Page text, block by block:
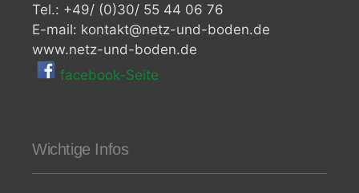
Tel.: +49/ (0)30/ 55 44 06 76
E-mail: kontakt@netz-und-boden.de
www.netz-und-boden.de
facebook-Seite
Wichtige Infos